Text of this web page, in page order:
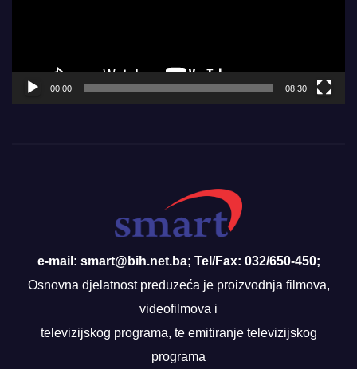
00:00 08:30
e-mail: smart@bih.net.ba; Tel/Fax: 032/650-450;
Osnovna djelatnost preduzeća je proizvodnja filmova,
videofilmova i
televizijskog programa, te emitiranje televizijskog
programa